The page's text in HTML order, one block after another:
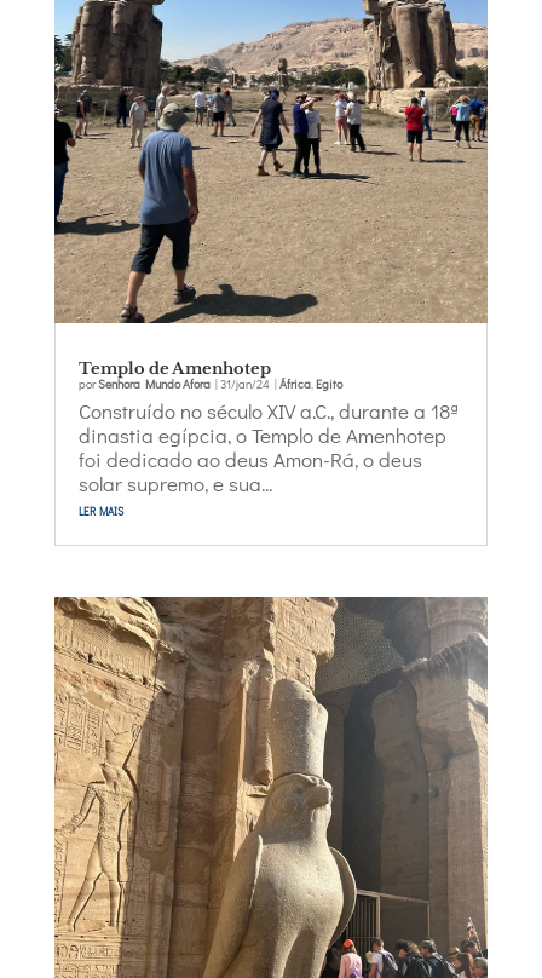
Templo de Amenhotep
porSenhora Mundo Afora| 31/jan/24| África, Egito
Construído no século XIV a.C., durante a 18ª
dinastia egípcia, o Templo de Amenhotep
foi dedicado ao deus Amon-Rá, o deus
solar supremo, e sua...
ler mais